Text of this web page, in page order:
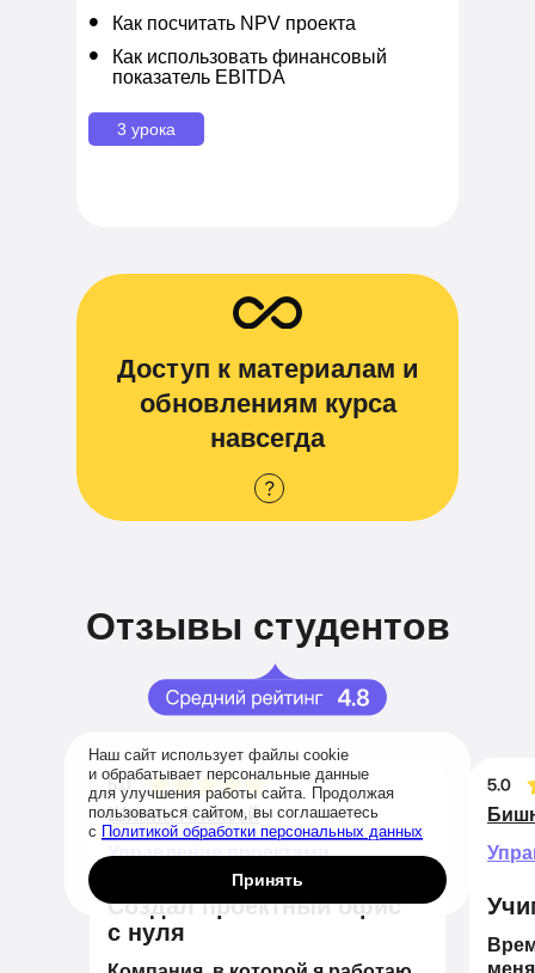
Как использовать финансовый
показатель EBITDA
•
Как посчитать NPV проекта
•
3 урока
Доступ к материалам и
обновлениям курса
навсегда
Отзывы студентов
Создал проектный офис
с нуля
Управление проектами
Шинин Алексей
Принять
Наш сайт использует файлы cookie
и обрабатывает персональные данные
для улучшения работы сайта. Продолжая
пользоваться сайтом, вы соглашаетесь
с Политикой обработки персональных данных